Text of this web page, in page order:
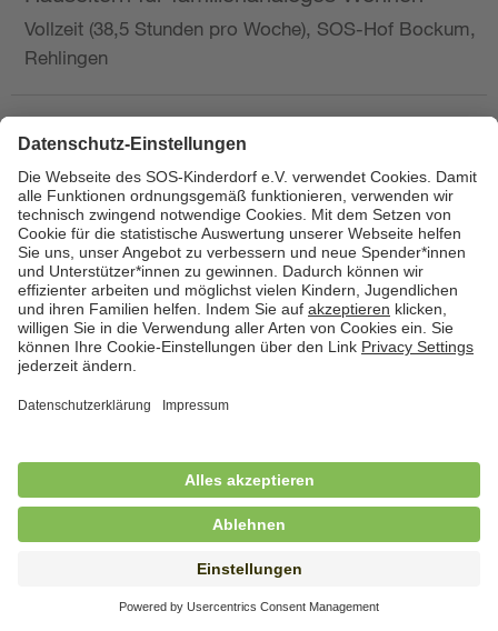
Vollzeit (38,5 Stunden pro Woche), SOS-Hof Bockum,
Rehlingen
Hauswirtschafterin / Köchin (m/w/d) als
Ausbilderin (m/w/d) im Bereich
Nahrungszubereitung
in Vollzeit (38,5 Std./Wo.), SOS-Kinderdorf
Saarbrücken, Saarbrücken
Hauswirtschaftskraft (m/w/d)
in Teilzeit (mind. 20 - max. 30 Std./.Wo.), SOS-
Hauswirtschaftskraft (m/w/d)
in unbefristeter Anstellung, Teilzeit (20 Std./Wo.), SOS-
Kinderdorf Dortmund, Hagen